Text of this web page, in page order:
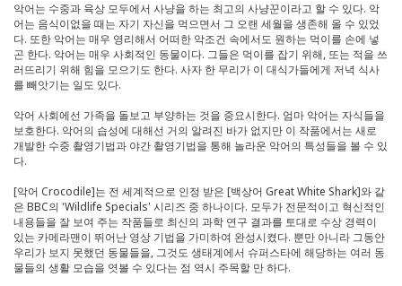
악어는 수중과 육상 모두에서 사냥을 하는 최고의 사냥꾼이라고 할 수 있다. 악
어는 음식이없을 때는 자기 자신을 먹으면서 그 오랜 세월을 생존해 올 수 있었
다. 또한 악어는 매우 영리해서 어떠한 악조건 속에서도 원하는 먹이를 손에 넣
곤 한다. 악어는 매우 사회적인 동물이다. 그들은 먹이를 잡기 위해, 또는 적을 쓰
러뜨리기 위해 힘을 모으기도 한다. 사자 한 무리가 이 대식가들에게 저녁 식사
를 빼앗기는 일도 있다.
악어 사회에선 가족을 돌보고 부양하는 것을 중요시한다. 엄마 악어는 자식들을
보호한다. 악어의 습성에 대해선 거의 알려진 바가 없지만 이 작품에서는 새로
개발한 수중 촬영기법과 야간 촬영기법을 통해 놀라운 악어의 특성들을 볼 수 있
다.
[악어 Crocodile]는 전 세계적으로 인정 받은 [백상어 Great White Shark]와 같
은 BBC의 'Wildlife Specials' 시리즈 중 하나이다. 모두가 전문적이고 혁신적인
내용들을 잘 보여 주는 작품들로 최신의 과학 연구 결과를 토대로 수상 경력이
있는 카메라맨이 뛰어난 영상 기법을 가미하여 완성시켰다. 뿐만 아니라 그동안
우리가 보지 못했던 동물들을, 그것도 생태계에서 슈퍼스타에 해당하는 여러 동
물들의 생활 모습을 엿볼 수 있다는 점 역시 주목할 만 하다.